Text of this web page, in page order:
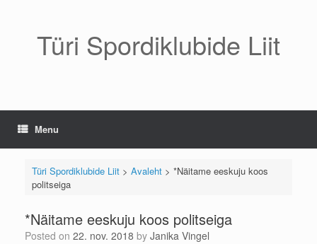
Türi Spordiklubide Liit
Menu
Türi Spordiklubide Liit> Avaleht> *Näitame eeskuju koos
politseiga
*Näitame eeskuju koos politseiga
Posted on 22. nov. 2018 by Janika Vingel